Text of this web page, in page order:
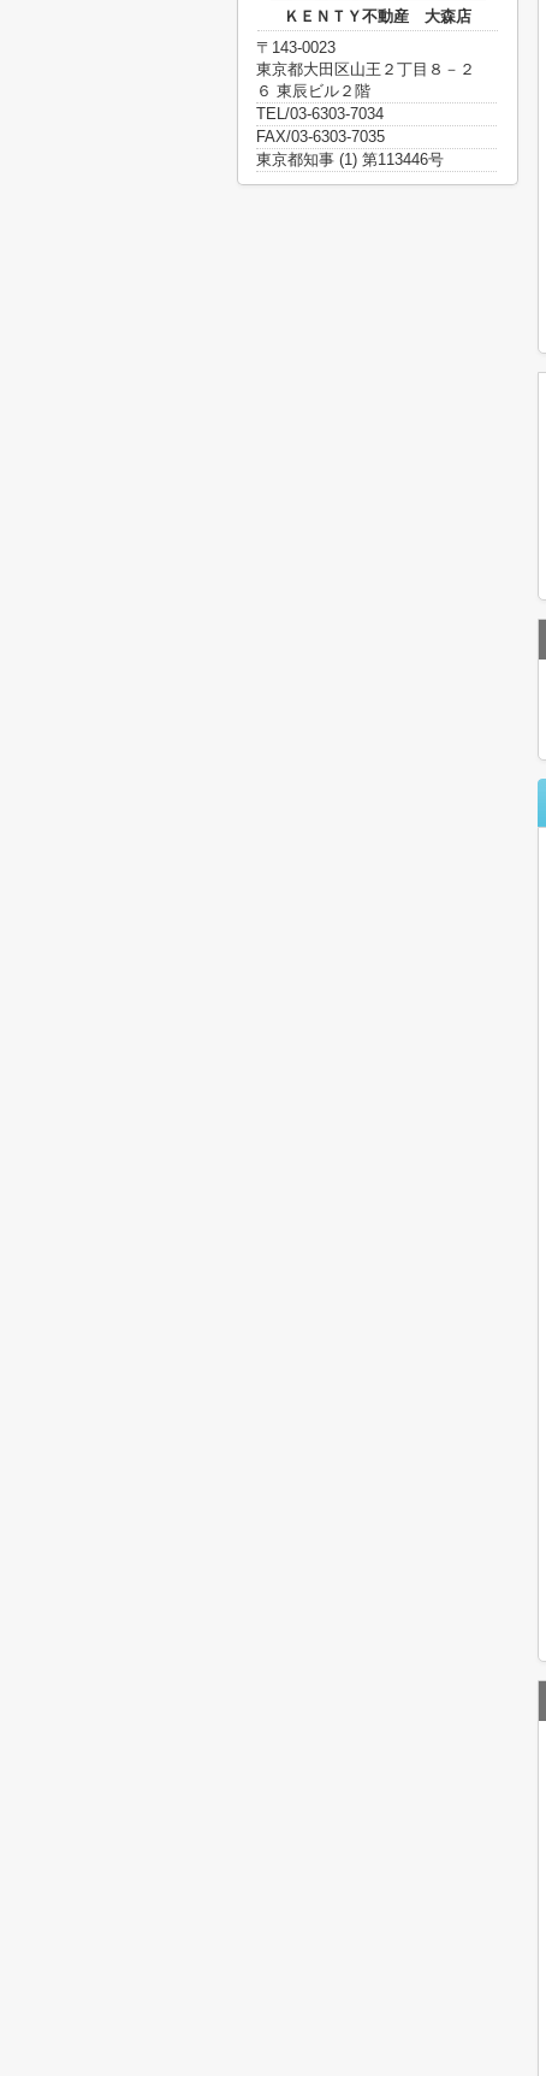
ＫＥＮＴＹ不動産 大森店
〒143-0023
東京都大田区山王２丁目８－２
６ 東辰ビル２階
TEL/03-6303-7034
FAX/03-6303-7035
東京都知事 (1) 第113446号